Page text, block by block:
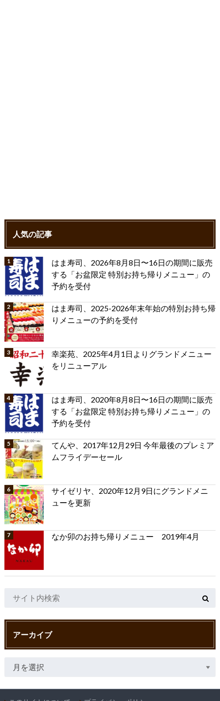
人気の記事
はま寿司、2026年8月8日〜16日の期間に販売
する「お盆限定 特別お持ち帰りメニュー」の
予約を受付
はま寿司、2025-2026年末年始の特別お持ち帰
りメニューの予約を受付
幸楽苑、2025年4月1日よりグランドメニュー
をリニューアル
はま寿司、2020年8月8日〜16日の期間に販売
する「お盆限定 特別お持ち帰りメニュー」の
予約を受付
てんや、2017年12月29日 今年最後のプレミア
ムフライデーセール
サイゼリヤ、2020年12月9日にグランドメニ
ューを更新
なか卯のお持ち帰りメニュー 2019年4月
アーカイブ